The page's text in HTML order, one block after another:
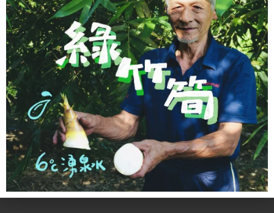
地瓜從土裡一鏟一鏟挖出來，費時費力。紫心地瓜甜度
高、水份充足，口感綿密香甜不膩。我們特別請謝大哥挑
選小條款，比較容易蒸熟
查看商品詳情 加入購物車